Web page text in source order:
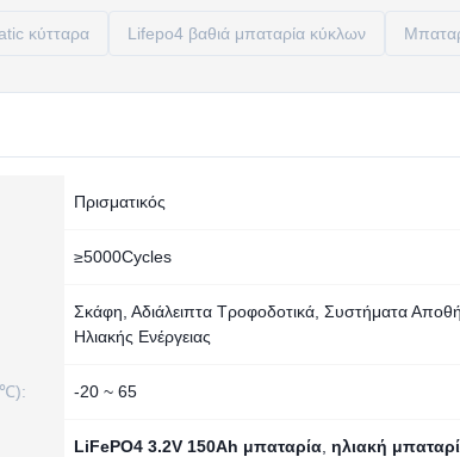
κύτταρα Lifepo4 βαθιά μπαταρία κύκλων
Πρισματικός
≥5000Cycles
Σκάφη, Αδιάλειπτα Τροφοδοτικά, Συστήματα
Ηλιακής Ενέργειας
-20 ~ 65
LiFePO4 3.2V 150Ah μπαταρία ηλιακή